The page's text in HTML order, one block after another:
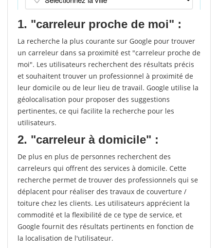
1. "carreleur proche de moi" :
La recherche la plus courante sur Google pour trouver
un carreleur dans sa proximité est "carreleur proche de
moi". Les utilisateurs recherchent des résultats précis
et souhaitent trouver un professionnel à proximité de
leur domicile ou de leur lieu de travail. Google utilise la
géolocalisation pour proposer des suggestions
pertinentes, ce qui facilite la recherche pour les
utilisateurs.
2. "carreleur à domicile" :
De plus en plus de personnes recherchent des
carreleurs qui offrent des services à domicile. Cette
recherche permet de trouver des professionnels qui se
déplacent pour réaliser des travaux de couverture /
toiture chez les clients. Les utilisateurs apprécient la
commodité et la flexibilité de ce type de service, et
Google fournit des résultats pertinents en fonction de
la localisation de l'utilisateur.